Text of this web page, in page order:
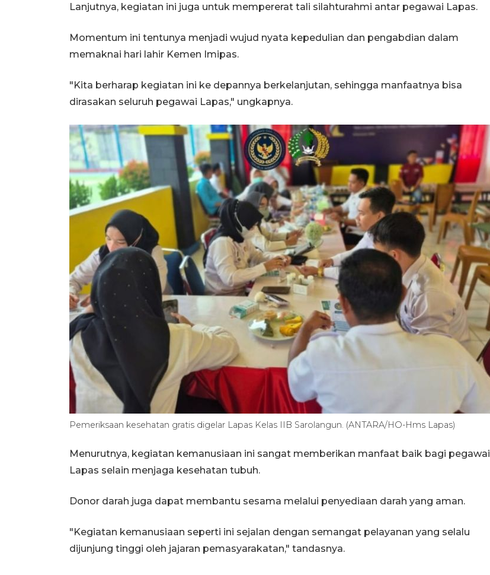
Lanjutnya, kegiatan ini juga untuk mempererat tali silahturahmi antar pegawai Lapas.
Momentum ini tentunya menjadi wujud nyata kepedulian dan pengabdian dalam
memaknai hari lahir Kemen Imipas.
"Kita berharap kegiatan ini ke depannya berkelanjutan, sehingga manfaatnya bisa
dirasakan seluruh pegawai Lapas," ungkapnya.
Pemeriksaan kesehatan gratis digelar Lapas Kelas IIB Sarolangun. (ANTARA/HO-Hms Lapas)
Menurutnya, kegiatan kemanusiaan ini sangat memberikan manfaat baik bagi pegawai
Lapas selain menjaga kesehatan tubuh.
Donor darah juga dapat membantu sesama melalui penyediaan darah yang aman.
"Kegiatan kemanusiaan seperti ini sejalan dengan semangat pelayanan yang selalu
dijunjung tinggi oleh jajaran pemasyarakatan," tandasnya.
Penyusutan debit air Sungai
Batang Tembesi di Jambi
3 Agustus 2026 10:57
Airlangga: pertumbuhan
investasi merata